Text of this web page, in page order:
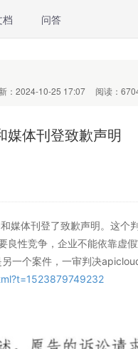
档 问答
：2024-10-25 17:07 阅读：
媒体刊登致歉声明
媒体刊登了致歉声明。这
良性竞争，企业不能依靠虚
一个案件，一审判决